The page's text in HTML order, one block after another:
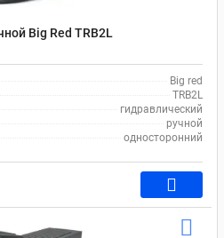
Big Red TRB2L
Big red
TRB2L
гидравлический
ручной
односторонний